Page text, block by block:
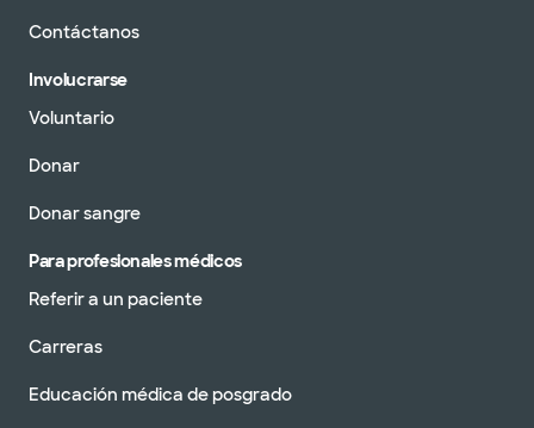
Contáctanos
Involucrarse
Voluntario
Donar
Donar sangre
Para profesionales médicos
Referir a un paciente
Carreras
Educación médica de posgrado